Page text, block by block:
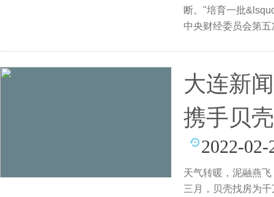
断。"培育一批
中央财经委员会第
大连新
携手贝
2022-02-
天气转暖，泥融燕
三月，贝壳找房为